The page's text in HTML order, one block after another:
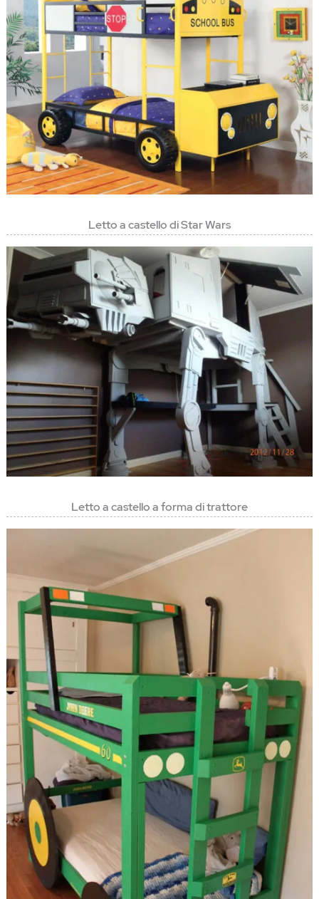
Letto a castello di Star Wars
Letto a castello a forma di trattore